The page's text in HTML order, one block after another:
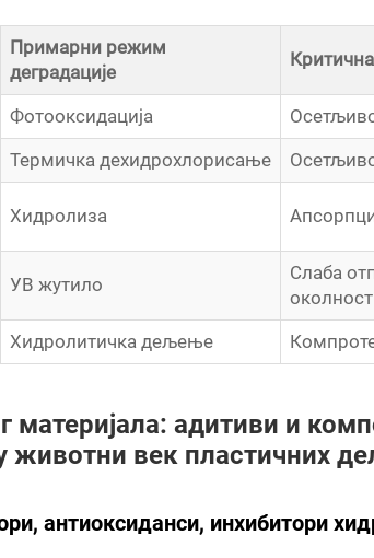
Примарни режим
деградације
Фотооксидација
Термичка дехидрохлорисање
Хидролиза
УВ жутило
Слаба
Хидролитичка дељење
адитиви и
животни век пластичних
антиоксиданси, инхибитори